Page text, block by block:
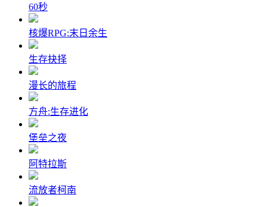
60秒
核爆RPG:末日余生
生存抉择
漫长的旅程
方舟:生存进化
堡垒之夜
阿特拉斯
流放者柯南